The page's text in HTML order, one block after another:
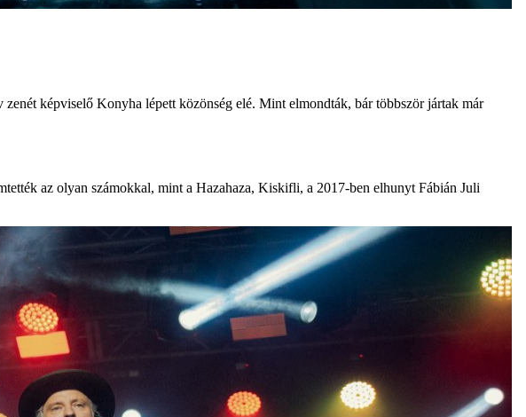
képviselő Konyha lépett közönség elé. Mint elmondták, bár többször jártak már
az olyan számokkal, mint a Hazahaza, Kiskifli, a 2017-ben elhunyt Fábián Juli